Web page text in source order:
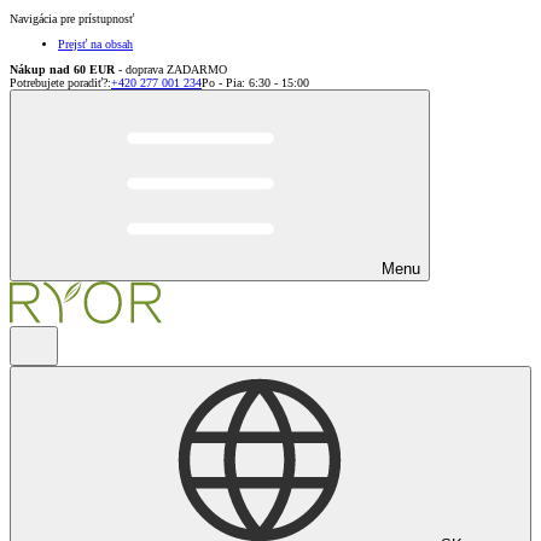
Navigácia pre prístupnosť
Prejsť na obsah
Nákup nad 60 EUR - doprava ZADARMO
Potrebujete poradiť?:+420 277 001 234Po - Pia: 6:30 - 15:00
Menu